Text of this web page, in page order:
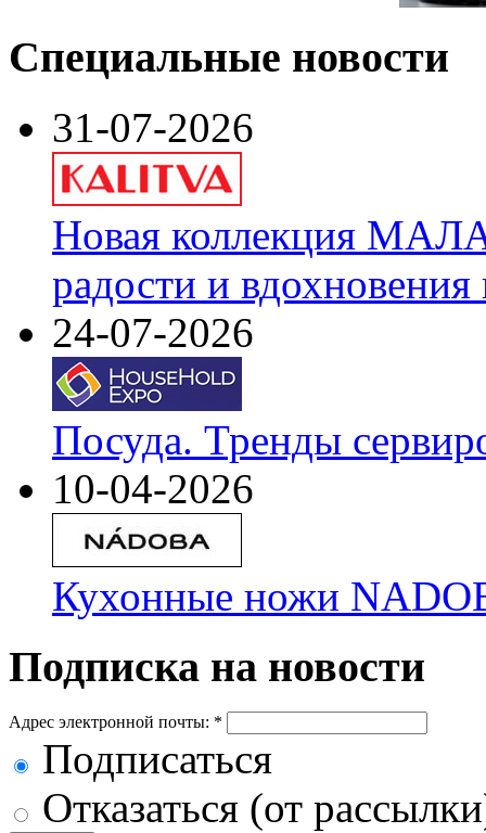
Специальные новости
31-07-2026
Новая коллекция
радости и
24-07-2026
Посуда. Тренды
10-04-2026
Кухонные ножи
Подписка на новости
Адрес электронной почты: *
Подписаться
Отказаться (от